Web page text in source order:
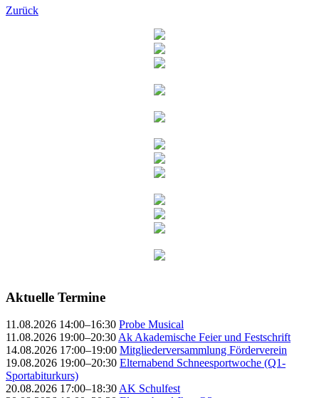
Zurück
Aktuelle Termine
11.08.2026 14:00–16:30 Probe Musical
11.08.2026 19:00–20:30 Ak Akademische Feier und Festschrift
14.08.2026 17:00–19:00 Mitgliederversammlung Förderverein
19.08.2026 19:00–20:30 Elternabend Schneesportwoche (Q1-
Sportabiturkurs)
20.08.2026 17:00–18:30 AK Schulfest